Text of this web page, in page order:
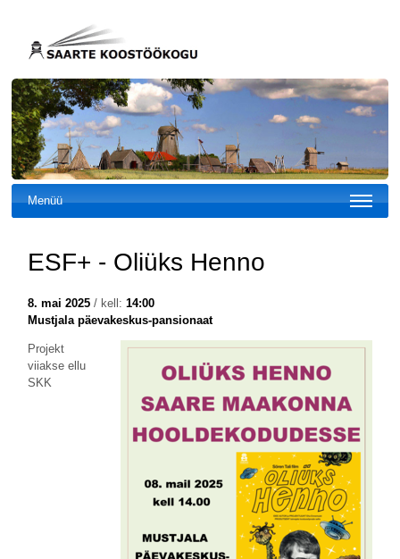
Menüü
ESF+ - Oliüks Henno
8. mai 2025/ kell: 14:00
Mustjala päevakeskus-pansionaat
Projekt
viiakse ellu
SKK